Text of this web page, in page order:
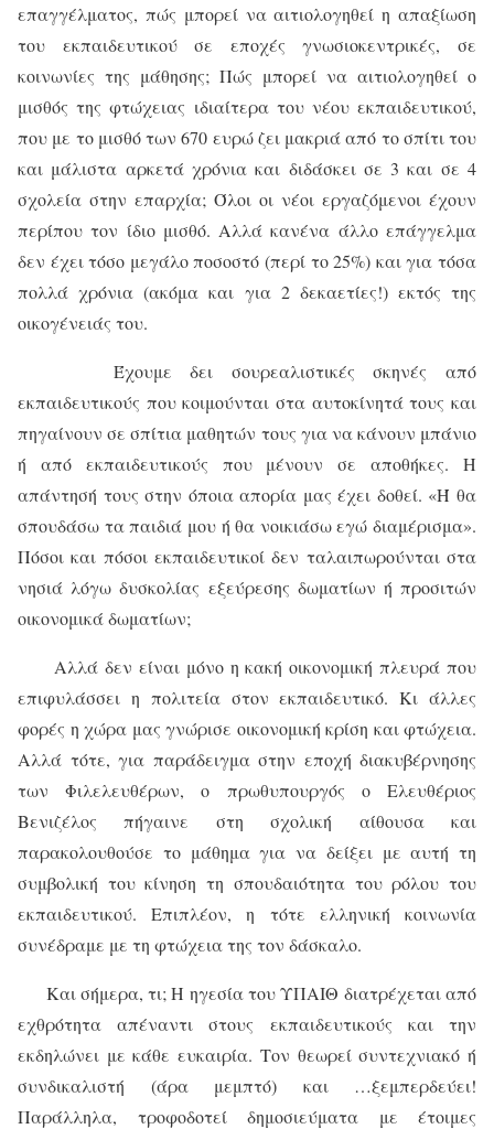
επαγγέλματος, πώς μπορεί να αιτιολογηθεί η απαξίωση
του εκπαιδευτικού σε εποχές γνωσιοκεντρικές, σε
κοινωνίες της μάθησης; Πώς μπορεί να αιτιολογηθεί ο
μισθός της φτώχειας ιδιαίτερα του νέου εκπαιδευτικού,
που με το μισθό των 670 ευρώ ζει μακριά από το σπίτι του
και μάλιστα αρκετά χρόνια και διδάσκει σε 3 και σε 4
σχολεία στην επαρχία; Όλοι οι νέοι εργαζόμενοι έχουν
περίπου τον ίδιο μισθό. Αλλά κανένα άλλο επάγγελμα
δεν έχει τόσο μεγάλο ποσοστό (περί το 25%) και για τόσα
πολλά χρόνια (ακόμα και για 2 δεκαετίες!) εκτός της
οικογένειάς του.
Έχουμε δει σουρεαλιστικές σκηνές από
εκπαιδευτικούς που κοιμούνται στα αυτοκίνητά τους και
πηγαίνουν σε σπίτια μαθητών τους για να κάνουν μπάνιο
ή από εκπαιδευτικούς που μένουν σε αποθήκες. Η
απάντησή τους στην όποια απορία μας έχει δοθεί. «Ή θα
σπουδάσω τα παιδιά μου ή θα νοικιάσω εγώ διαμέρισμα».
Πόσοι και πόσοι εκπαιδευτικοί δεν ταλαιπωρούνται στα
νησιά λόγω δυσκολίας εξεύρεσης δωματίων ή προσιτών
οικονομικά δωματίων;
Αλλά δεν είναι μόνο η κακή οικονομική πλευρά που
επιφυλάσσει η πολιτεία στον εκπαιδευτικό. Κι άλλες
φορές η χώρα μας γνώρισε οικονομική κρίση και φτώχεια.
Αλλά τότε, για παράδειγμα στην εποχή διακυβέρνησης
των Φιλελευθέρων, ο πρωθυπουργός ο Ελευθέριος
Βενιζέλος πήγαινε στη σχολική αίθουσα και
παρακολουθούσε το μάθημα για να δείξει με αυτή τη
συμβολική του κίνηση τη σπουδαιότητα του ρόλου του
εκπαιδευτικού. Επιπλέον, η τότε ελληνική κοινωνία
συνέδραμε με τη φτώχεια της τον δάσκαλο.
Και σήμερα, τι; Η ηγεσία του ΥΠΑΙΘ διατρέχεται από
εχθρότητα απέναντι στους εκπαιδευτικούς και την
εκδηλώνει με κάθε ευκαιρία. Τον θεωρεί συντεχνιακό ή
συνδικαλιστή (άρα μεμπτό) και …ξεμπερδεύει!
Παράλληλα, τροφοδοτεί δημοσιεύματα με έτοιμες